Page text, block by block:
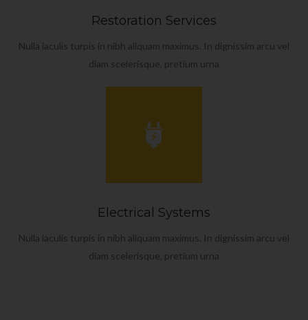
Restoration Services
Nulla iaculis turpis in nibh aliquam maximus. In dignissim arcu vel
diam scelerisque, pretium urna
Electrical Systems
Nulla iaculis turpis in nibh aliquam maximus. In dignissim arcu vel
diam scelerisque, pretium urna